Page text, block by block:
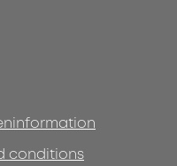
conditions